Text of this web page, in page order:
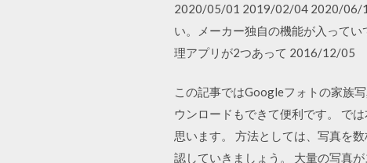
2020/05/01 2019/02/04 2020/06/
い。メーカー独自の機能が入って
理アプリが2つあって 2016/12/05
この記事ではGoogleフォトの家族
ウンロードもできて便利です。 で
思います。 方法としては、写真を
認していきましょう。 大量の写真